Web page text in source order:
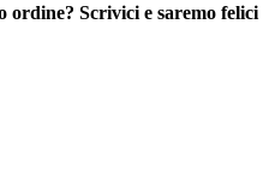
ordine? Scrivici e saremo felici